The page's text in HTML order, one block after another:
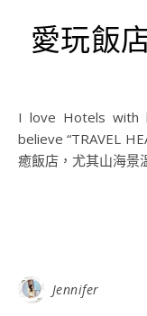
愛玩飯
I love Hotels with hot springs,Sea & mountain view . I
believe “TRAVEL
癒飯店，尤其山海景
Jennifer